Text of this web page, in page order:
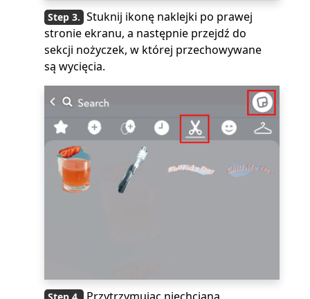
Stuknij ikonę naklejki po prawej
stronie ekranu, a następnie przejdź do
sekcji nożyczek, w której przechowywane
są wycięcia.
Przytrzymując niechcianą